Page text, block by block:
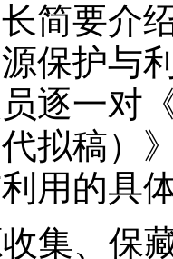
简要介
保护与
逐一对
拟稿）
用的具
集、保